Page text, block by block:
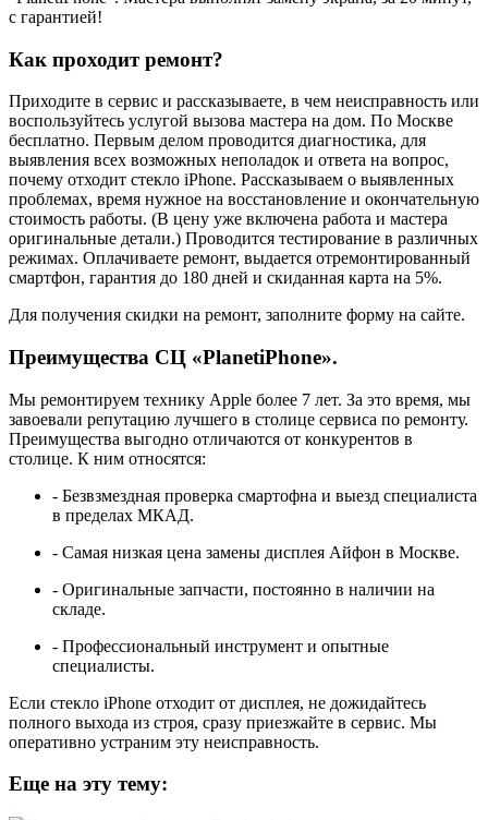
с гарантией!
Как проходит ремонт?
Приходите в сервис и рассказываете, в чем неисправность или
воспользуйтесь услугой вызова мастера на дом. По Москве
бесплатно. Первым делом проводится диагностика, для
выявления всех возможных неполадок и ответа на вопрос,
почему отходит стекло iPhone. Рассказываем о выявленных
проблемах, время нужное на восстановление и окончательную
стоимость работы. (В цену уже включена работа и мастера
оригинальные детали.) Проводится тестирование в различных
режимах. Оплачиваете ремонт, выдается отремонтированный
смартфон, гарантия до 180 дней и скиданная карта на 5%.
Для получения скидки на ремонт, заполните форму на сайте.
Преимущества СЦ «PlanetiPhone».
Мы ремонтируем технику Apple более 7 лет. За это время, мы
завоевали репутацию лучшего в столице сервиса по ремонту.
Преимущества выгодно отличаются от конкурентов в
столице. К ним относятся:
- Безвзмездная проверка смартофна и выезд специалиста
в пределах МКАД.
- Самая низкая цена замены дисплея Айфон в Москве.
- Оригинальные запчасти, постоянно в наличии на
складе.
- Профессиональный инструмент и опытные
специалисты.
Если стекло iPhone отходит от дисплея, не дожидайтесь
полного выхода из строя, сразу приезжайте в сервис. Мы
оперативно устраним эту неисправность.
Еще на эту тему: